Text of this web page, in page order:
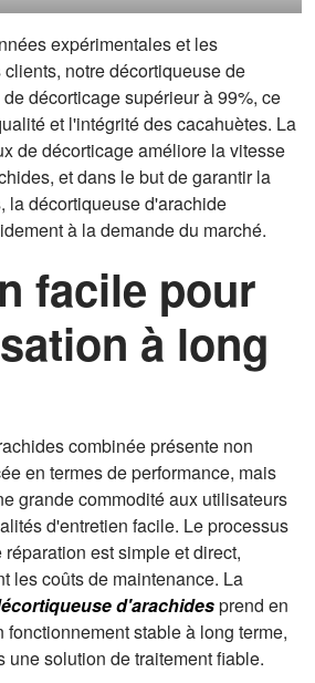
expérimentales et les
notre décortiqueuse de
décorticage supérieur à 99%, ce
et l'intégrité des cacahuètes. La
de décorticage améliore la vitesse
et dans le but de garantir la
la décortiqueuse d'arachide
à la demande du marché.
facile pour
à long
combinée présente non
en termes de performance, mais
grande commodité aux utilisateurs
d'entretien facile. Le processus
est simple et direct,
les coûts de maintenance. La
d'arachidesprend en
stable à long terme,
une solution de traitement fiable.